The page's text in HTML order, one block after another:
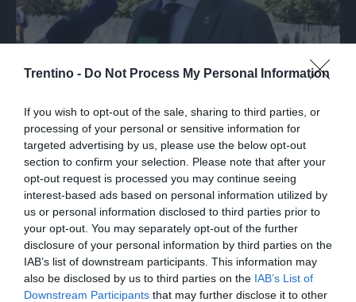
Trentino - Do Not Process My Personal Information
If you wish to opt-out of the sale, sharing to third parties, or
processing of your personal or sensitive information for
targeted advertising by us, please use the below opt-out
section to confirm your selection. Please note that after your
opt-out request is processed you may continue seeing
interest-based ads based on personal information utilized by
us or personal information disclosed to third parties prior to
your opt-out. You may separately opt-out of the further
disclosure of your personal information by third parties on the
IAB’s list of downstream participants. This information may
also be disclosed by us to third parties on the IAB’s List of
Downstream Participants that may further disclose it to other
ITALIA
anniversario Marcinelle mentre La Russa
leggeva Mattarella, si vergogni!'